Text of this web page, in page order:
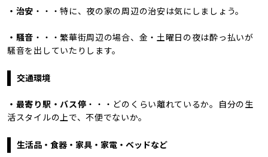
・治安 ・・・特に、夜の家の周辺の治安は気にしましょう。
・騒音 ・・・繁華街周辺の場合、金・土曜日の夜は酔っ払いが
騒音を出していたりします。
交通環境
・最寄り駅・バス停 ・・・どのくらい離れているか。自分の生
活スタイルの上で、不便でないか。
生活品・食器・家具・家電・ベッドなど